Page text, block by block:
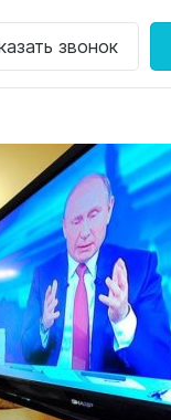
звонок